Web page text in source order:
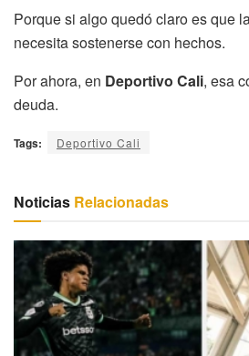
Porque si algo quedó claro es que
necesita sostenerse con hechos.
Por ahora, en Deportivo Cali, esa
deuda.
Tags: Deportivo Cali
Noticias Relacionadas